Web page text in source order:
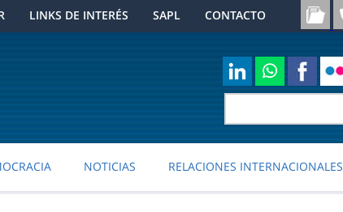
LINKS DE INTERÉS SAPL CONTACTO
NOTICIAS RELACIONES INTERNACIONALES